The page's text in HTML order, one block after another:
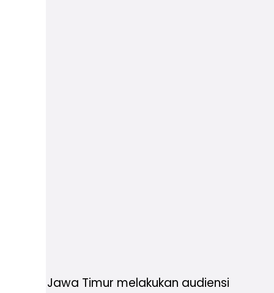
IPM Jawa Timur melakukan audiensi